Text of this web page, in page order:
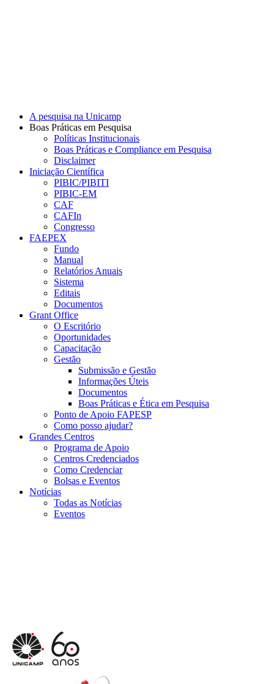
A pesquisa na Unicamp
Boas Práticas em Pesquisa
Políticas Institucionais
Boas Práticas e Compliance em Pesquisa
Disclaimer
Iniciação Científica
PIBIC/PIBITI
PIBIC-EM
CAF
CAFIn
Congresso
FAEPEX
Fundo
Manual
Relatórios Anuais
Sistema
Editais
Documentos
Grant Office
O Escritório
Oportunidades
Capacitação
Gestão
Submissão e Gestão
Informações Úteis
Documentos
Boas Práticas e Ética em Pesquisa
Ponto de Apoio FAPESP
Como posso ajudar?
Grandes Centros
Programa de Apoio
Centros Credenciados
Como Credenciar
Bolsas e Eventos
Notícias
Todas as Notícias
Eventos